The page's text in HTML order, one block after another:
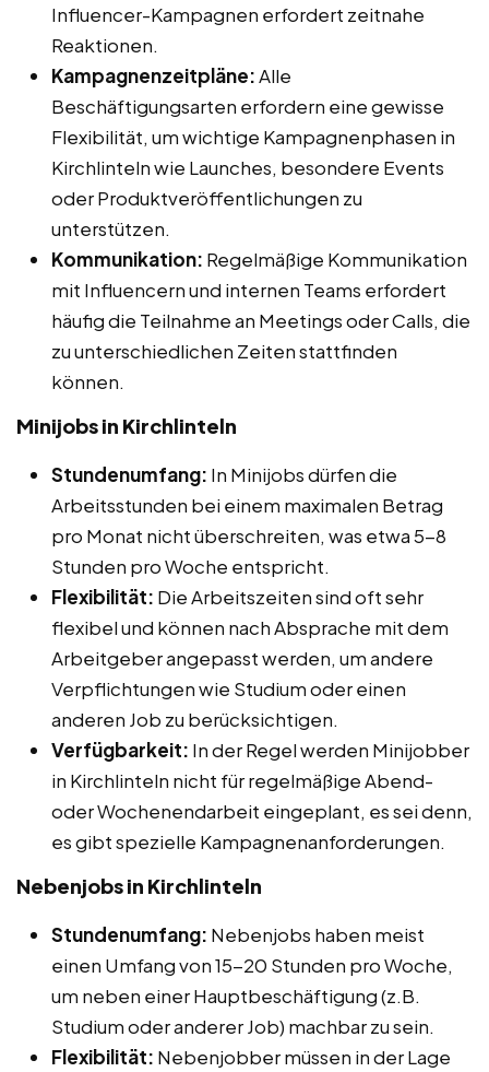
Influencer-Kampagnen erfordert zeitnahe
Reaktionen.
Kampagnenzeitpläne:Alle
Beschäftigungsarten erfordern eine gewisse
Flexibilität, um wichtige Kampagnenphasen in
Kirchlinteln wie Launches, besondere Events
oder Produktveröffentlichungen zu
unterstützen.
Kommunikation: Regelmäßige Kommunikation
mit Influencern und internen Teams erfordert
häufig die Teilnahme an Meetings oder Calls, die
zu unterschiedlichen Zeiten stattfinden
können.
Minijobs in Kirchlinteln
Stundenumfang: In Minijobs dürfen die
Arbeitsstunden bei einem maximalen Betrag
pro Monat nicht überschreiten, was etwa 5-8
Stunden pro Woche entspricht.
Flexibilität: Die Arbeitszeiten sind oft sehr
flexibel und können nach Absprache mit dem
Arbeitgeber angepasst werden, um andere
Verpflichtungen wie Studium oder einen
anderen Job zu berücksichtigen.
Verfügbarkeit: In der Regel werden Minijobber
in Kirchlinteln nicht für regelmäßige Abend-
oder Wochenendarbeit eingeplant, es sei denn,
es gibt spezielle Kampagnenanforderungen.
Nebenjobs in Kirchlinteln
Stundenumfang: Nebenjobs haben meist
einen Umfang von 15-20 Stunden pro Woche,
um neben einer Hauptbeschäftigung (z.B.
Studium oder anderer Job) machbar zu sein.
Flexibilität: Nebenjobber müssen in der Lage